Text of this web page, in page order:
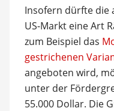
Insofern dürfte die
US-Markt eine Art
zum Beispiel das
gestrichenen
angeboten wird,
unter der
55.000 Dollar. Die